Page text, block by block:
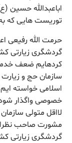
اباعبدالله حسین
توریست هایی که
حرمت الله رفیعی
گردشگری زیارتی
كردهایم ضعف
سازمان حج و زیارت
اسلامی خواسته
خصوصی واگذار شود
لااقل متولی
مشورت صاحب
گردشگری زیارتی